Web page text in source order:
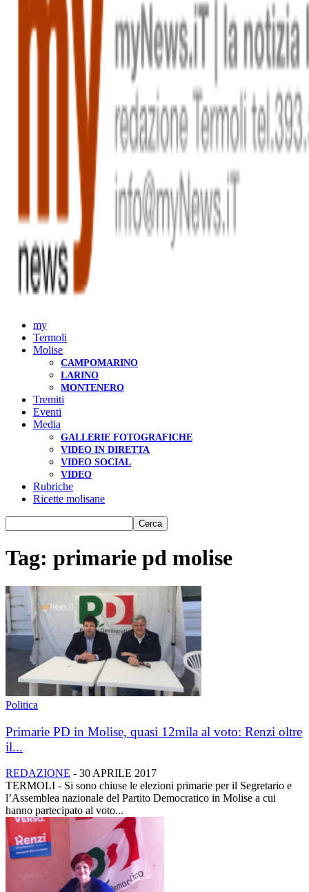
my
Termoli
Molise
CAMPOMARINO
LARINO
MONTENERO
Tremiti
Eventi
Media
GALLERIE FOTOGRAFICHE
VIDEO IN DIRETTA
VIDEO SOCIAL
VIDEO
Rubriche
Ricette molisane
Tag: primarie pd molise
Politica
Primarie PD in Molise, quasi 12mila al voto: Renzi oltre
il...
REDAZIONE - 30 APRILE 2017
TERMOLI - Si sono chiuse le elezioni primarie per il Segretario e
l’Assemblea nazionale del Partito Democratico in Molise a cui
hanno partecipato al voto...